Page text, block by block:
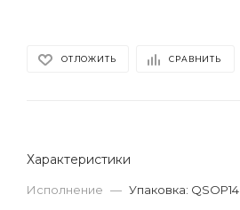
ОТЛОЖИТЬ СРАВНИТЬ
Характеристики
Исполнение — Упаковка: QSOP14